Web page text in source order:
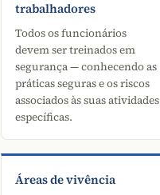
trabalhadores
Todos os funcionários
devem ser treinados em
segurança — conhecendo as
práticas seguras e os riscos
associados às suas atividades
específicas.
Áreas de vivência